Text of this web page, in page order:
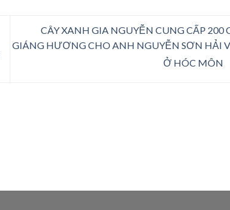
CÂY XANH GIA NGUYỄN CUNG CẤP 200
GIÁNG HƯƠNG CHO ANH NGUYỄN SƠN HẢI
Ở HÓC MÔN